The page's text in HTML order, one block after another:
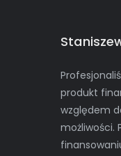
produkt
względem
możliwości.